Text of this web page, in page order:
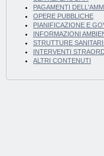
PAGAMENTI
OPERE PUBBLICHE
PIANIFICAZIONE E
INFORMAZIONI
STRUTTURE
INTERVENTI
ALTRI CONTENUTI